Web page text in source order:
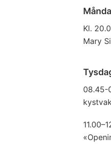
Kl.
Mary
08.45-